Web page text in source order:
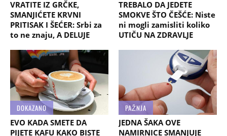
VRATITE IZ GRČKE,
SMANJIĆETE KRVNI
PRITISAK I ŠEĆER: Srbi za
to ne znaju, A DELUJE
TREBALO DA JEDETE
SMOKVE ŠTO ČEŠĆE: Niste
ni mogli zamisliti koliko
UTIČU NA ZDRAVLJE
DOKAZANO
EVO KADA SMETE DA
PIJETE KAFU KAKO BISTE
PAŽNJA
JEDNA ŠAKA OVE
NAMIRNICE SMANJUJE